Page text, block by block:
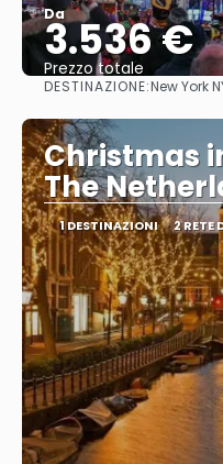
Da
3.536 €
Prezzo totale
DESTINAZIONE:New York
Christmas
The
1 DESTINAZIONI 2 RETE